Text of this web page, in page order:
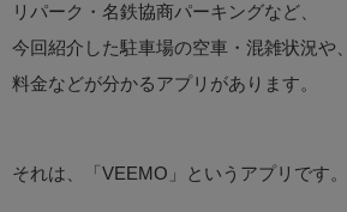
リパーク・名鉄協商パーキングなど、
今回紹介した駐車場の空車・混雑状況や、
料金などが分かるアプリがあります。
それは、「VEEMO」というアプリです。